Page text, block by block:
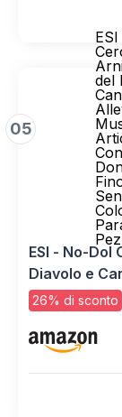
05
del
ESI - No-
Diavolo e
Articolari e
Ore, Senza
26% di sconto